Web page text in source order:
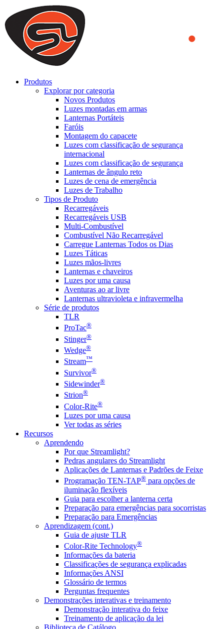
We use cookies to ensure that we provide you the best experience
on our website. By continuing to browse this website, you accept
that cookies are used to help us analyze how the website is used and
to offer you a better experience. To learn more or to find out how
you can disable cookies, you can access our
Produtos
Explorar por categoria
Novos Produtos
Luzes montadas em armas
Lanternas Portáteis
Faróis
Montagem do capacete
Luzes com classificação de segurança
internacional
Luzes com classificação de segurança
Lanternas de ângulo reto
Luzes de cena de emergência
Luzes de Trabalho
Tipos de Produto
Recarregáveis
Recarregáveis USB
Multi-Combustível
Combustível Não Recarregável
Carregue Lanternas Todos os Dias
Luzes Táticas
Luzes mãos-livres
Lanternas e chaveiros
Luzes por uma causa
Aventuras ao ar livre
Lanternas ultravioleta e infravermelha
Série de produtos
TLR
ProTac®
Stinger®
Wedge®
Stream™
Survivor®
Sidewinder®
Strion®
Color-Rite®
Luzes por uma causa
Ver todas as séries
Recursos
Aprendendo
Por que Streamlight?
Pedras angulares do Streamlight
Aplicações de Lanternas e Padrões de Feixe
Programação TEN-TAP® para opções de
iluminação flexíveis
Guia para escolher a lanterna certa
Preparação para emergências para socorristas
Preparação para Emergências
Aprendizagem (cont.)
Guia de ajuste TLR
Color-Rite Technology®
Informações da bateria
Classificações de segurança explicadas
Informações ANSI
Glossário de termos
Perguntas frequentes
Demonstrações interativas e treinamento
Demonstração interativa do feixe
Treinamento de aplicação da lei